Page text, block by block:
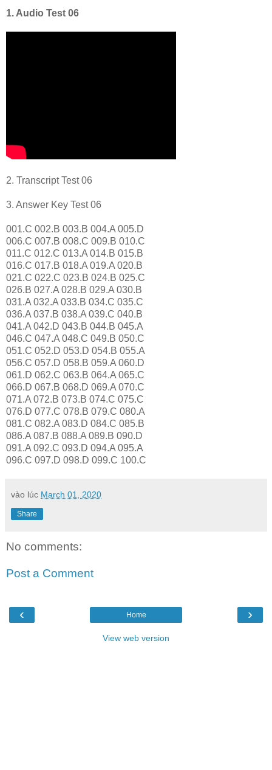
1. Audio Test 06
2. Transcript Test 06
3. Answer Key Test 06
001.C 002.B 003.B 004.A 005.D
006.C 007.B 008.C 009.B 010.C
011.C 012.C 013.A 014.B 015.B
016.C 017.B 018.A 019.A 020.B
021.C 022.C 023.B 024.B 025.C
026.B 027.A 028.B 029.A 030.B
031.A 032.A 033.B 034.C 035.C
036.A 037.B 038.A 039.C 040.B
041.A 042.D 043.B 044.B 045.A
046.C 047.A 048.C 049.B 050.C
051.C 052.D 053.D 054.B 055.A
056.C 057.D 058.B 059.A 060.D
061.D 062.C 063.B 064.A 065.C
066.D 067.B 068.D 069.A 070.C
071.A 072.B 073.B 074.C 075.C
076.D 077.C 078.B 079.C 080.A
081.C 082.A 083.D 084.C 085.B
086.A 087.B 088.A 089.B 090.D
091.A 092.C 093.D 094.A 095.A
096.C 097.D 098.D 099.C 100.C
vào lúc March 01, 2020
Share
No comments:
Post a Comment
‹ ›
Home
View web version